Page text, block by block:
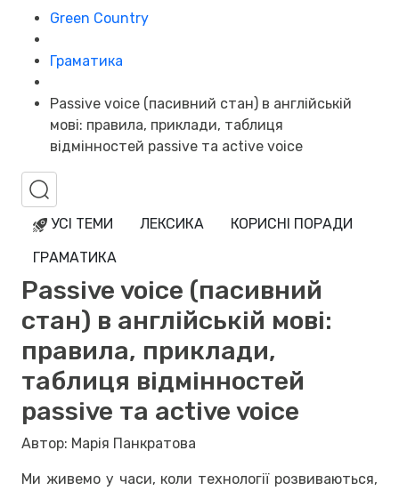
Green Country
Граматика
Passive voice (пасивний стан) в англійській
мові: правила, приклади, таблиця
відмінностей passive та active voice
УСІ ТЕМИ ЛЕКСИКА
КОРИСНІ ПОРАДИ
ГРАМАТИКА
Passive voice (пасивний
стан) в англійській мові:
правила, приклади,
таблиця відмінностей
passive та active voice
Автор: Марія Панкратова
Ми живемо у часи, коли технології розвиваються,